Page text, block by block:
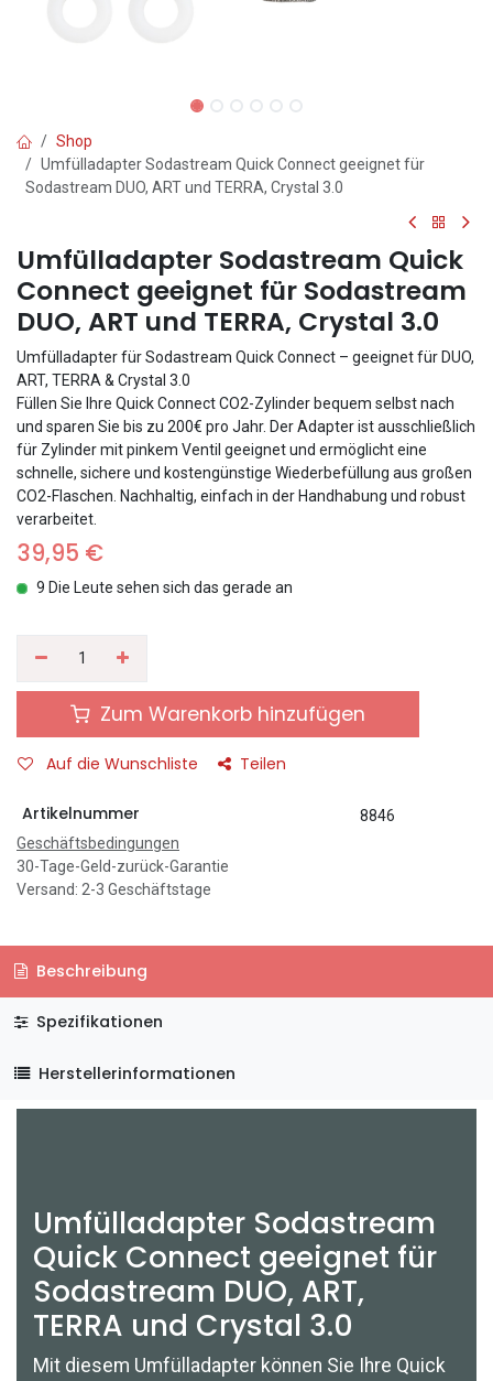
Shop
Umfülladapter Sodastream Quick Connect geeignet für
Sodastream DUO, ART und TERRA, Crystal 3.0
Umfülladapter Sodastream Quick
Connect geeignet für Sodastream
DUO, ART und TERRA, Crystal 3.0
Umfülladapter für Sodastream Quick Connect – geeignet für DUO,
ART, TERRA & Crystal 3.0
Füllen Sie Ihre Quick Connect CO2-Zylinder bequem selbst nach
und sparen Sie bis zu 200€ pro Jahr. Der Adapter ist ausschließlich
für Zylinder mit pinkem Ventil geeignet und ermöglicht eine
schnelle, sichere und kostengünstige Wiederbefüllung aus großen
CO2-Flaschen. Nachhaltig, einfach in der Handhabung und robust
verarbeitet.
39,95 €
9 Die Leute sehen sich das gerade an
Zum Warenkorb hinzufügen
Auf die Wunschliste Teilen
Artikelnummer
8846
Geschäftsbedingungen
30-Tage-Geld-zurück-Garantie
Versand: 2-3 Geschäftstage
Beschreibung
Spezifikationen
Herstellerinformationen
Umfülladapter Sodastream
Quick Connect geeignet für
Sodastream DUO, ART,
TERRA und Crystal 3.0
Mit diesem Umfülladapter können Sie Ihre Quick